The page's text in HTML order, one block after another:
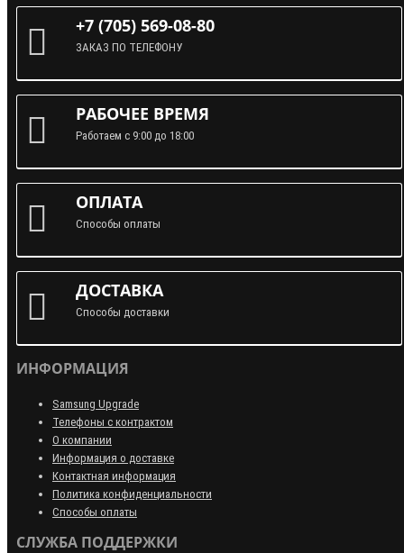
+7 (705) 569-08-80
ЗАКАЗ ПО ТЕЛЕФОНУ
РАБОЧЕЕ ВРЕМЯ
Работаем с 9:00 до 18:00
ОПЛАТА
Способы оплаты
ДОСТАВКА
Способы доставки
ИНФОРМАЦИЯ
Samsung Upgrade
Телефоны с контрактом
О компании
Информация о доставке
Контактная информация
Политика конфиденциальности
Способы оплаты
СЛУЖБА ПОДДЕРЖКИ